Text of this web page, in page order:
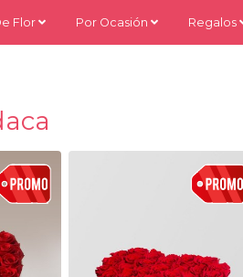
Flor Por Ocasión Regalos